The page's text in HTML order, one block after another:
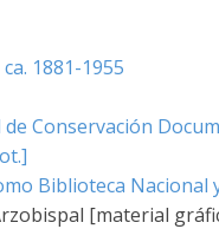
1881-1955
Conservación
Biblioteca Nacional
[material